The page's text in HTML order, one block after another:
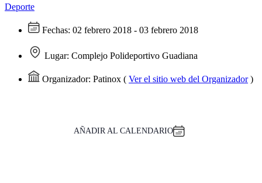
Deporte
Fechas: 02 febrero 2018 - 03 febrero 2018
Lugar: Complejo Polideportivo Guadiana
Organizador: Patinox ( Ver el sitio web del Organizador)
AÑADIR AL CALENDARIO